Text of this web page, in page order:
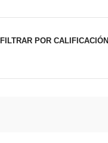
FILTRAR POR CALIFICACIÓN